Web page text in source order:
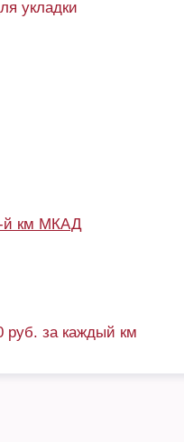
укладки
й км МКАД
руб. за каждый км